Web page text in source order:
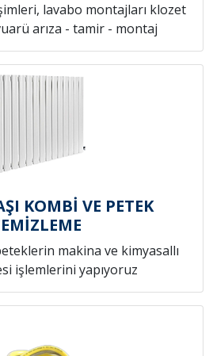
lavabo montajları klozet
arıza - tamir - montaj
KOMBİ VE PETEK
makina ve kimyasallı
işlemlerini yapıyoruz